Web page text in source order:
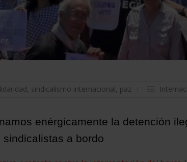
, sindicalismo internacional, paz
enérgicamente la detención
a bordo